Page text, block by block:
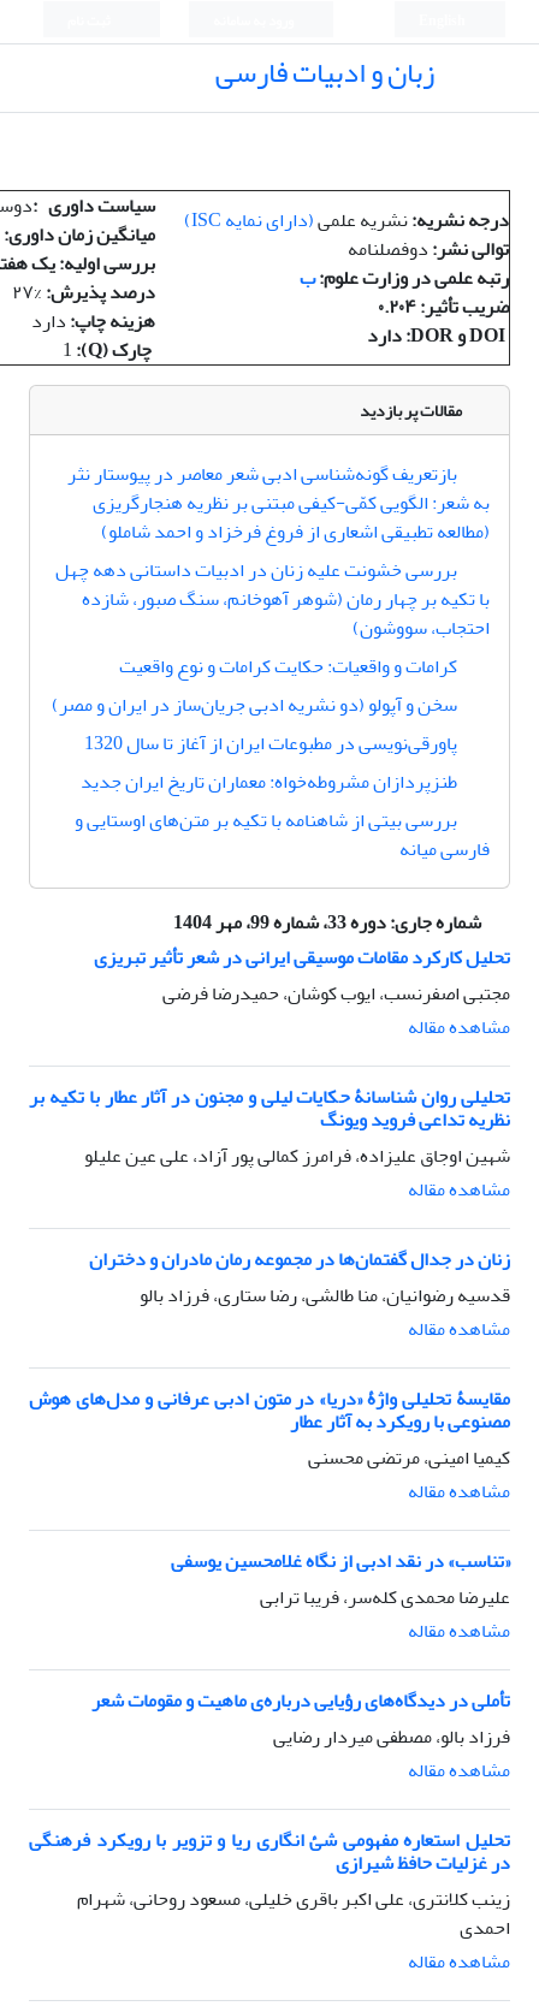
زبان و ادبیات فارسی
درجه نشریه:نشریه علمی(دارای نمایه
توالی نشر:دوفصلنامه
رتبه علمی در وزارت علوم:ب
ضریب تأثیر: ۰.۲۰۴
سیاست داوری :
میانگین زمان داوری:
بررسی اولیه: یک
درصد پذیرش:
هزینه چاپ:دارد
چارک (Q):
مقالات پر بازدید
بازتعریف گونه‌شناسی ادبی شعر معاصر در پیوستار نثر
به شعر: الگویی کمّی-کیفی مبتنی بر نظریه هنجارگریزی
(مطالعه تطبیقی اشعاری از فروغ فرخزاد و احمد شاملو)
بررسی خشونت علیه زنان در ادبیات داستانی دهه چهل
با تکیه بر چهار رمان (شوهر آهوخانم، سنگ صبور، شازده
احتجاب، سووشون)
کرامات و واقعیات: حکایت کرامات و نوع واقعیت
سخن و آپولو (دو نشریه ادبی جریان‌ساز در ایران و مصر)
پاور‌قی‌نویسی در مطبوعات ایران از آغاز تا سال 1320
طنزپردازان مشروطه‌خواه: معماران تاریخ ایران جدید
بررسی بیتی از شاهنامه با تکیه بر متن‌های اوستایی و
فارسی میانه
شماره جاری:دوره 33، شماره 99، مهر 1404
تحلیل کارکرد مقامات موسیقی ایرانی در شعر تأثیر تبریزی
مجتبی اصفرنسب، ایوب کوشان، حمیدرضا فرضی
مشاهده مقاله
تحلیلی روان شناسانۀ حکایات لیلی و مجنون در آثار عطار با تکیه بر
نظریه تداعی فروید ویونگ
شهین اوجاق علیزاده، فرامرز کمالی پور آزاد، علی عین علیلو
مشاهده مقاله
زنان در جدال گفتمان‌ها در مجموعه رمان مادران و دختران
قدسیه رضوانیان، منا طالشی، رضا ستاری، فرزاد بالو
مشاهده مقاله
مقایسۀ تحلیلی واژۀ «دریا» در متون ادبی عرفانی و مدل‌های هوش
مصنوعی با رویکرد به آثار عطار
کیمیا امینی، مرتضی محسنی
مشاهده مقاله
«تناسب» در نقد ادبی از نگاه غلامحسین یوسفی
علیرضا محمدی کله‌سر، فریبا ترابی
مشاهده مقاله
تأملی در دیدگاه‌های رؤیایی درباره‌ی ماهیت و مقومات شعر
فرزاد بالو، مصطفی میردار رضایی
مشاهده مقاله
تحلیل استعاره مفهومی شئ‌ انگاری ریا و تزویر با رویکرد فرهنگی
در غزلیات حافظ شیرازی
زینب کلانتری، علی اکبر باقری خلیلی، مسعود روحانی، شهرام
احمدی
مشاهده مقاله